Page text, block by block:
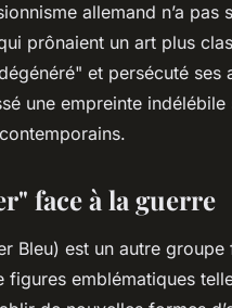
allemand n’a pas
prônaient un art plus
et persécuté ses
une empreinte indélébile
face à la guerre
Bleu) est un autre
figures emblématiques